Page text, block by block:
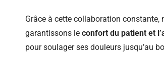
Grâce à cette collaboration constante,
garantissons le confort du patient et
pour soulager ses douleurs jusqu’au